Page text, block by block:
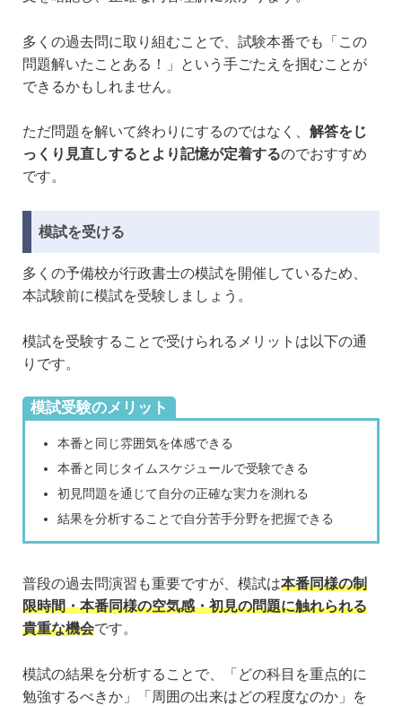
多くの過去問に取り組むことで、試験本番でも「この
問題解いたことある！」という手ごたえを掴むことが
できるかもしれません。
ただ問題を解いて終わりにするのではなく、 解答をじ
っくり見直しするとより記憶が定着するのでおすすめ
です。
模試を受ける
多くの予備校が行政書士の模試を開催しているため、
本試験前に模試を受験しましょう。
模試を受験することで受けられるメリットは以下の通
りです。
模試受験のメリット
本番と同じ雰囲気を体感できる
本番と同じタイムスケジュールで受験できる
初見問題を通じて自分の正確な実力を測れる
結果を分析することで自分苦手分野を把握できる
普段の過去問演習も重要ですが、模試は本番同様の制
限時間・本番同様の空気感・初見の問題に触れられる
貴重な機会です。
模試の結果を分析することで、「どの科目を重点的に
勉強するべきか」「周囲の出来はどの程度なのか」を